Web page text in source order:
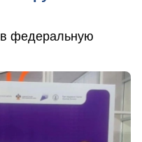
федеральную